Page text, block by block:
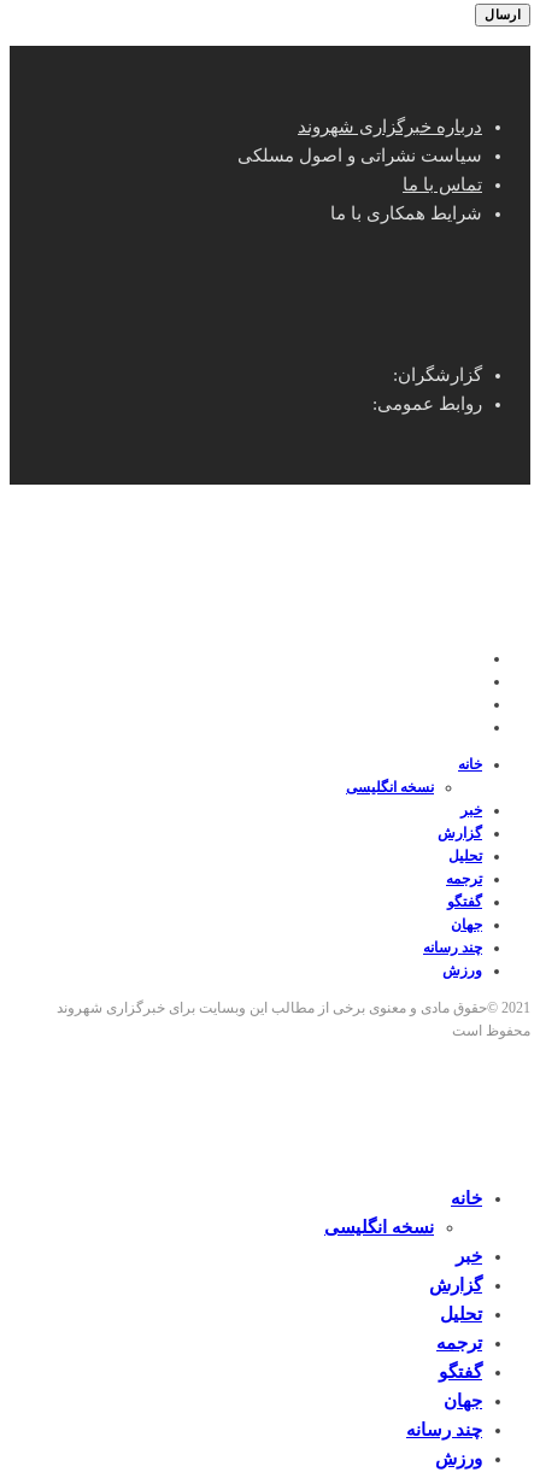
درباره خبرگزاری شهروند
سیاست نشراتی و اصول مسلکی
تماس با ما
شرایط همکاری با ما
گزارشگران:
روابط عمومی:
خانه
نسخه انگلیسی
خبر
گزارش
تحلیل
ترجمه
گفتگو
جهان
چند رسانه
ورزش
2021 ©حقوق مادی و معنوی برخی از مطالب این وبسایت برای خبرگزاری شهروند
محفوظ است
خانه
نسخه انگلیسی
خبر
گزارش
تحلیل
ترجمه
گفتگو
جهان
چند رسانه
ورزش